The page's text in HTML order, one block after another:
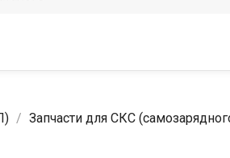
Запчасти для СКС